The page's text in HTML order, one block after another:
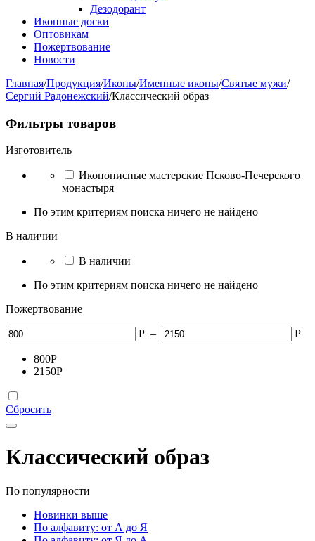
Дезодорант
Иконные доски
Оптовикам
Пожертвование
Новости
Главная/Продукция/Иконы/Именные иконы/Святые мужи/
Сергий Радонежский/Классический образ
Фильтры товаров
Изготовитель
Иконописные мастерские Псково-Печерского
монастыря
По этим критериям поиска ничего не найдено
В наличии
В наличии
По этим критериям поиска ничего не найдено
Пожертвование
Р – Р
800Р
2150Р
Сбросить
Классический образ
По популярности
Новинки выше
По алфавиту: от А до Я